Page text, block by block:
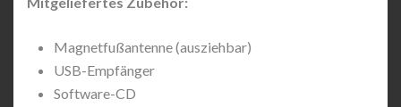
Magnetfußantenne (ausziehbar)
USB-Empfänger
Software-CD